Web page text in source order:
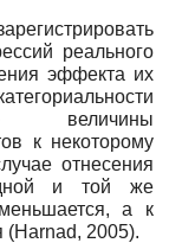
реального
эффекта их
величины
к некоторому
отнесения
и той же
а к
(Harnad, 2005).